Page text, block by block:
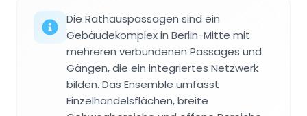
Die Rathauspassagen sind ein
Gebäudekomplex in Berlin-Mitte mit
mehreren verbundenen Passages und
Gängen, die ein integriertes Netzwerk
bilden. Das Ensemble umfasst
Einzelhandelsflächen, breite